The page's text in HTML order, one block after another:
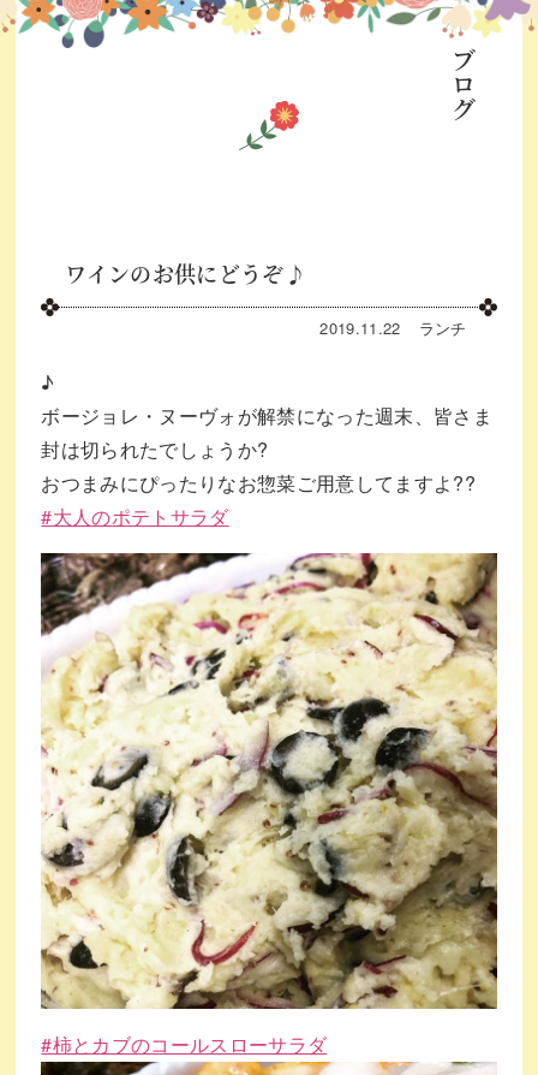
ブログ
ワインのお供にどうぞ♪
2019.11.22 ランチ
♪
ボージョレ・ヌーヴォが解禁になった週末、皆さま
封は切られたでしょうか?
おつまみにぴったりなお惣菜ご用意してますよ??
#大人のポテトサラダ
#柿とカブのコールスローサラダ